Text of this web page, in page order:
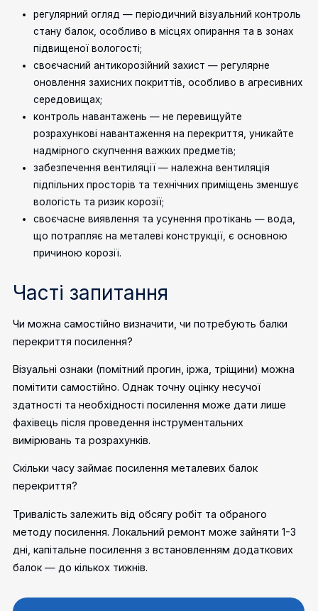
регулярний огляд — періодичний візуальний контроль
стану балок, особливо в місцях опирання та в зонах
підвищеної вологості;
своєчасний антикорозійний захист — регулярне
оновлення захисних покриттів, особливо в агресивних
середовищах;
контроль навантажень — не перевищуйте
розрахункові навантаження на перекриття, уникайте
надмірного скупчення важких предметів;
забезпечення вентиляції — належна вентиляція
підпільних просторів та технічних приміщень зменшує
вологість та ризик корозії;
своєчасне виявлення та усунення протікань — вода,
що потрапляє на металеві конструкції, є основною
причиною корозії.
Часті запитання
Чи можна самостійно визначити, чи потребують балки
перекриття посилення?
Візуальні ознаки (помітний прогин, іржа, тріщини) можна
помітити самостійно. Однак точну оцінку несучої
здатності та необхідності посилення може дати лише
фахівець після проведення інструментальних
вимірювань та розрахунків.
Скільки часу займає посилення металевих балок
перекриття?
Тривалість залежить від обсягу робіт та обраного
методу посилення. Локальний ремонт може зайняти 1-3
дні, капітальне посилення з встановленням додаткових
балок — до кількох тижнів.